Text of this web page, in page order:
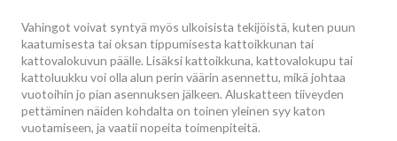
Vahingot voivat syntyä myös ulkoisista tekijöistä, kuten puun
kaatumisesta tai oksan tippumisesta kattoikkunan tai
kattovalokuvun päälle. Lisäksi kattoikkuna, kattovalokupu tai
kattoluukku voi olla alun perin väärin asennettu, mikä johtaa
vuotoihin jo pian asennuksen jälkeen. Aluskatteen tiiveyden
pettäminen näiden kohdalta on toinen yleinen syy katon
vuotamiseen, ja vaatii nopeita toimenpiteitä.